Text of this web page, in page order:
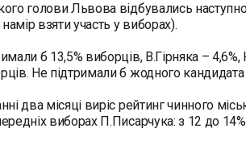
голови Львова відбувались
взяти участь у виборах).
б 13,5% виборців, В.Гірняка –
Не підтримали б жодного
два місяці виріс рейтинг чинного
виборах П.Писарчука: з 12 до